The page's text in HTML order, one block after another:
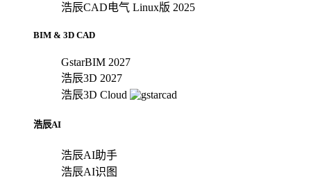
浩辰CAD电气 Linux版 2025
BIM & 3D CAD
GstarBIM 2027
浩辰3D 2027
浩辰3D Cloud
浩辰AI
浩辰AI助手
浩辰AI识图